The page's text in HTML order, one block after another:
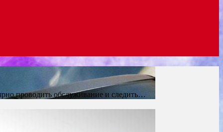
проводить обслуживание и следить…